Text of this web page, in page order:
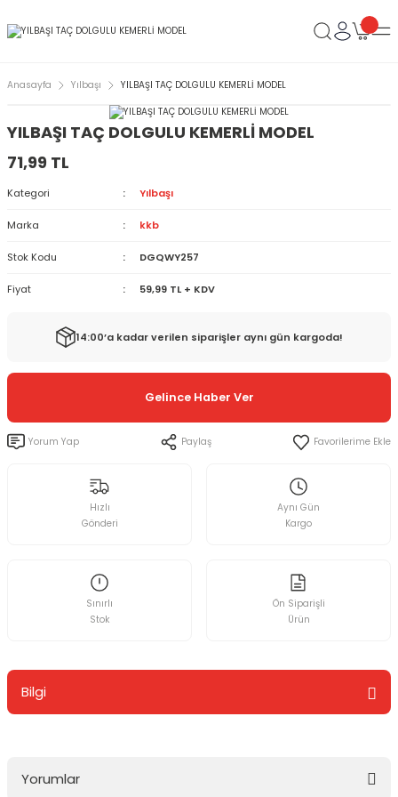
Anasayfa Yılbaşı YILBAŞI TAÇ DOLGULU KEMERLİ MODEL
YILBAŞI TAÇ DOLGULU KEMERLİ MODEL
71,99 TL
Kategori Yılbaşı
Marka kkb
Stok Kodu DGQWY257
Fiyat 59,99 TL + KDV
14:00’a kadar verilen siparişler aynı gün kargoda!
Gelince Haber Ver
Yorum Yap Paylaş
Hızlı
Gönderi
Aynı Gün
Kargo
Sınırlı
Stok
Ön Siparişli
Ürün
Bilgi
Yorumlar